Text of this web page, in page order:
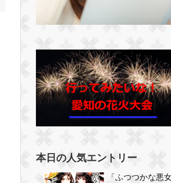
本日の人気エントリー
「ふつつかな悪